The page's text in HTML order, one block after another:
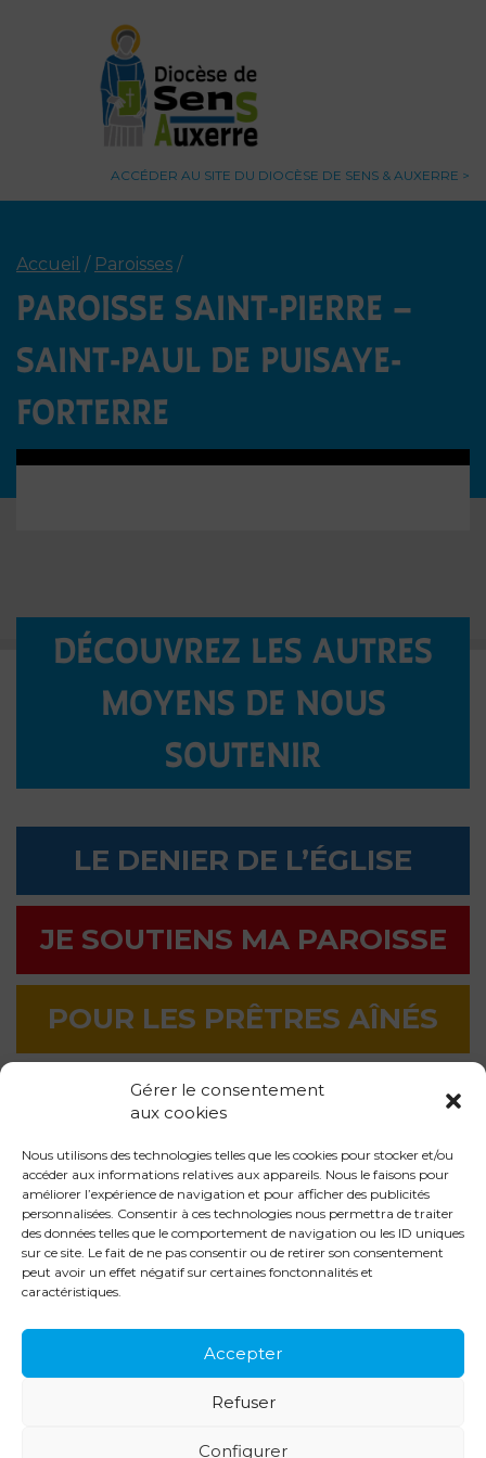
Gérer le consentement
aux cookies
Nous utilisons des technologies telles que les cookies pour stocker et/ou
accéder aux informations relatives aux appareils. Nous le faisons pour
améliorer l’expérience de navigation et pour afficher des publicités
personnalisées. Consentir à ces technologies nous permettra de traiter
des données telles que le comportement de navigation ou les ID uniques
sur ce site. Le fait de ne pas consentir ou de retirer son consentement
peut avoir un effet négatif sur certaines fonctonnalités et
caractéristiques.
Accepter
Refuser
Configurer
ACCÉDER AU SITE DU DIOCÈSE DE SENS & AUXERRE
Accueil / Paroisses /
PAROISSE SAINT-PIERRE –
SAINT-PAUL DE PUISAYE-
FORTERRE
DÉCOUVREZ LES AUTRES
MOYENS DE NOUS
SOUTENIR
LE DENIER DE L’ÉGLISE
JE SOUTIENS MA PAROISSE
POUR LES PRÊTRES AÎNÉS
LA QUÊTE EN LIGNE
LES CHANTIERS
DIOCÈSE DE SENS & AUXERRE
rue Française •